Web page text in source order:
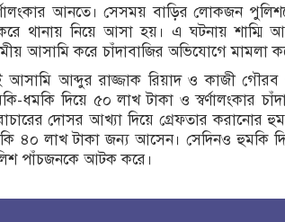
আনতে। সেসময় বাড়ির লোকজন
থানায় নিয়ে আসা হয়। এ ঘটনায় শাম্মি
আসামি করে চাঁদাবাজির অভিযোগে মামলা
আসামি আব্দুর রাজ্জাক রিয়াদ ও কাজী গৌরব
দিয়ে ৫০ লাখ টাকা ও স্বর্ণালংকার
দোসর আখ্যা দিয়ে গ্রেফতার করানোর
৪০ লাখ টাকা জন্য আসেন। সেদিনও হুমকি
পাঁচজনকে আটক করে।